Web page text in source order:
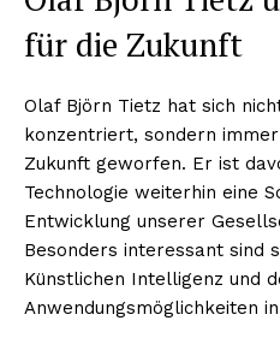
für die Zukunft
Olaf Björn Tietz hat sich
konzentriert, sondern
Zukunft geworfen. Er ist
Technologie weiterhin eine
Entwicklung unserer
Besonders interessant sind
Künstlichen Intelligenz und
Anwendungsmöglichkeiten